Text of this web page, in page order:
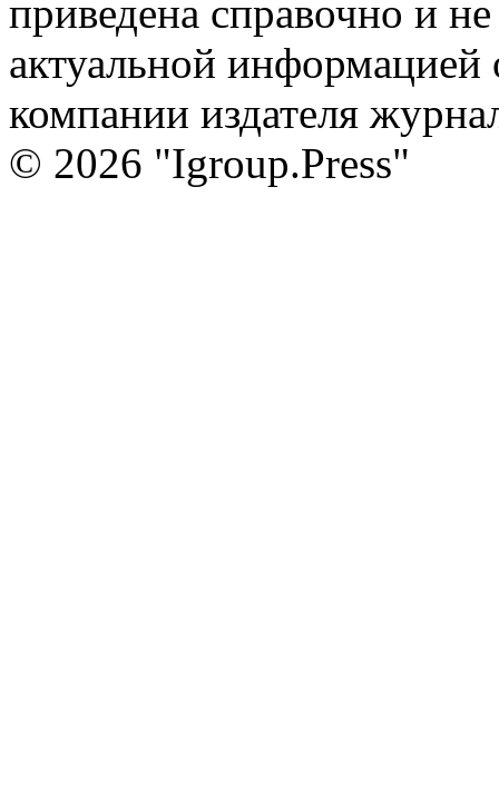
приведена справочно и
актуальной информацией
компании издателя
© 2026 "Igroup.Press"